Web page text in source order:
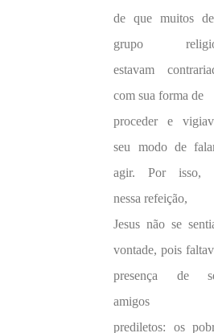
de que muitos
grupo
estavam
com sua forma de
proceder e
seu modo de
agir. Por isso,
nessa refeição,
Jesus não se
vontade, pois
presença de
amigos
prediletos: os